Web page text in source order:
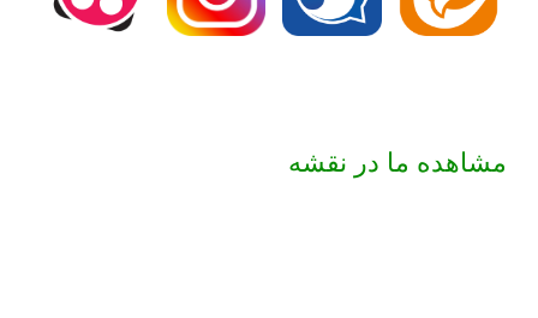
مشاهده ما در نقشه